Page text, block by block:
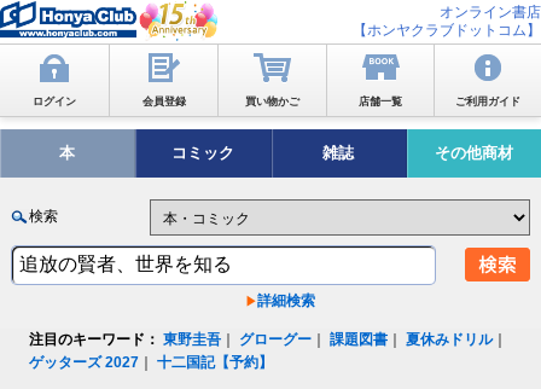
オンライン書店
【ホンヤクラブドットコム】
ログイン 会員登録 買い物かご 店舗一覧 ご利用ガイド
本 コミック 雑誌 その他商材
検索
詳細検索
注目のキーワード： 東野圭吾 グローグー ｜課題図書 ｜夏休みドリル｜
ゲッターズ 2027 ｜十二国記【予約】